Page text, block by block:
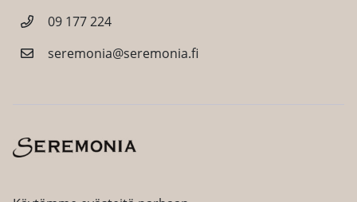
09 177 224
seremonia@seremonia.fi